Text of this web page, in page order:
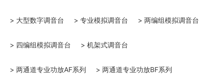
> 大型数字调音台 > 专业模拟调音台 > 两编组模拟调音台
> 四编组模拟调音台 > 机架式调音台
> 两通道专业功放AF系列 > 两通道专业功放BF系列